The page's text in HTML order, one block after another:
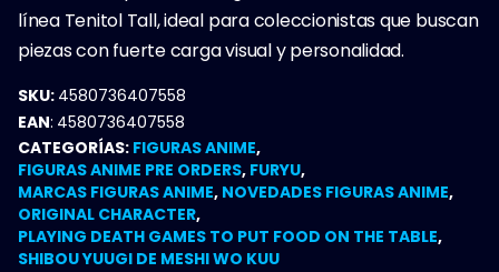
línea Tenitol Tall, ideal para coleccionistas que buscan
piezas con fuerte carga visual y personalidad.
SKU: 4580736407558
EAN: 4580736407558
CATEGORÍAS: FIGURAS ANIME,
FIGURAS ANIME PRE ORDERS, FURYU,
MARCAS FIGURAS ANIME, NOVEDADES FIGURAS ANIME,
ORIGINAL CHARACTER,
PLAYING DEATH GAMES TO PUT FOOD ON THE TABLE,
SHIBOU YUUGI DE MESHI WO KUU